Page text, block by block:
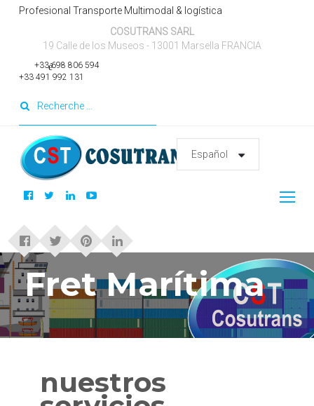
saltar
contenido
Profesional Transporte Multimodal & logística
COSUTRANS SARL
19 Calle de los Museos - 13001 Marsella FRANCIA
teléfono inteligente
+33 698 806 594
+33 491 992 131
Fret
Marítima
Fret Marítima
nuestros